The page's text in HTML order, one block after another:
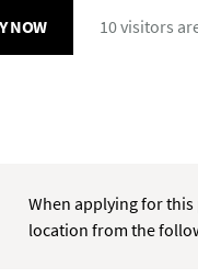
NOW 10 visitors
When applying for
location from the